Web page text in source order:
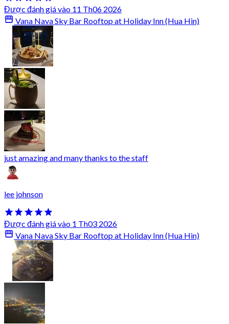
Được đánh giá vào 11 Th06 2026
Vana Nava Sky Bar Rooftop at Holiday Inn (Hua Hin)
just amazing and many thanks to the staff
lee johnson
Được đánh giá vào 1 Th03 2026
Vana Nava Sky Bar Rooftop at Holiday Inn (Hua Hin)